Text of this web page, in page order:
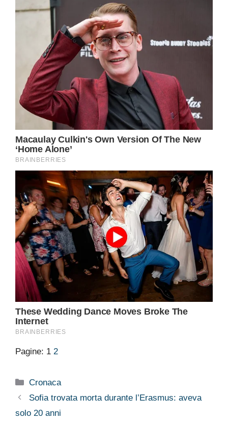
Pagine: 1 2
Categorie
Cronaca
Sofia trovata morta durante l’Erasmus: aveva
solo 20 anni